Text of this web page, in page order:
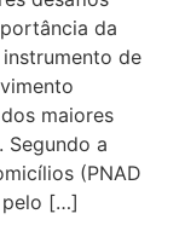
da
de
maiores
Segundo a
(PNAD
pelo […]